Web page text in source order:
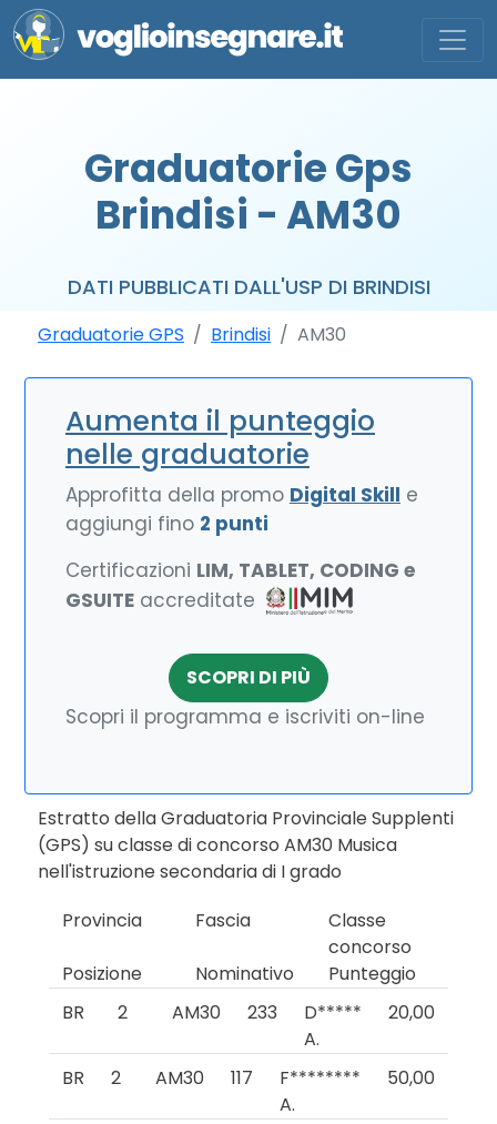
Graduatorie Gps
Brindisi - AM30
DATI PUBBLICATI DALL'USP DI BRINDISI
Graduatorie GPS Brindisi AM30
Aumenta il punteggio
nelle graduatorie
Approfitta della promo Digital Skill e
aggiungi fino 2 punti
Certificazioni LIM, TABLET, CODING e
GSUITE accreditate
SCOPRI DI PIÙ
Scopri il programma e iscriviti on-line
Estratto della Graduatoria Provinciale Supplenti
(GPS) su classe di concorso AM30 Musica
nell'istruzione secondaria di I grado
Provincia
Fascia
Classe
concorso
Posizione
Nominativo
Punteggio
BR
2 AM30 233
D*****
A.
20,00
BR 2 AM30 117
F********
A.
50,00